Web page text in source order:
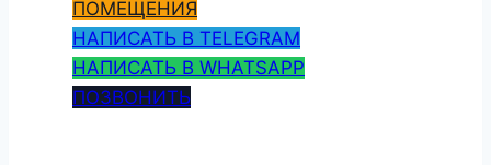
ПОМЕЩЕНИЯ
НАПИСАТЬ В TELEGRAM
НАПИСАТЬ В WHATSAPP
ПОЗВОНИТЬ